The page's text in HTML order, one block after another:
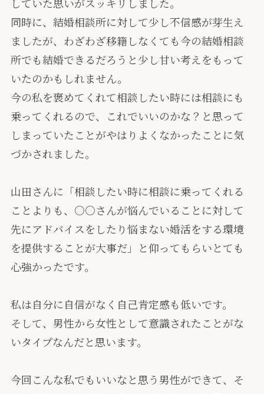
していた思いがスッキリしました。
同時に、結婚相談所に対して少し不信感が芽生え
ましたが、わざわざ移籍しなくても今の結婚相談
所でも結婚できるだろうと少し甘い考えをもって
いたのかもしれません。
今の私を褒めてくれて相談したい時には相談にも
乗ってくれるので、これでいいのかな？と思って
しまっていたことがやはりよくなかったことに気
づかされました。
山田さんに「相談したい時に相談に乗ってくれる
ことよりも、○○さんが悩んでいることに対して
先にアドバイスをしたり悩まない婚活をする環境
を提供することが大事だ」と仰ってもらいとても
心強かったです。
私は自分に自信がなく自己肯定感も低いです。
そして、男性から女性として意識されたことがな
いタイプなんだと思います。
今回こんな私でもいいなと思う男性ができて、そ